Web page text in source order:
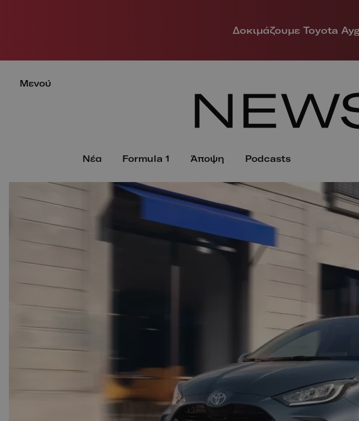
Δοκιμάζουμε Toyota
Μενού
Νέα Formula 1 Άποψη Podcasts
Τεράστια έκρηξη από
σύγκρουση στο Misano.
Ο οδηγός βγαίνει
περπατώντας!